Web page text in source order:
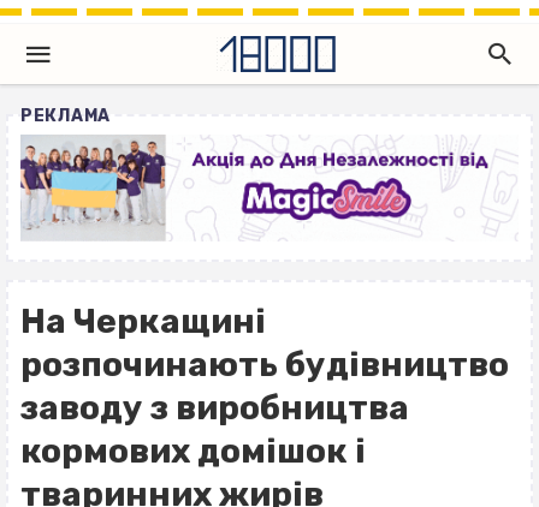
РЕКЛАМА
На Черкащині
розпочинають будівництво
заводу з виробництва
кормових домішок і
тваринних жирів